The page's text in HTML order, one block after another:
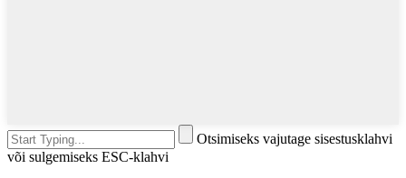
Otsimiseks vajutage sisestusklahvi
või sulgemiseks ESC-klahvi